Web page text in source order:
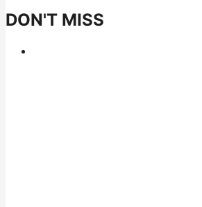
DON'T MISS